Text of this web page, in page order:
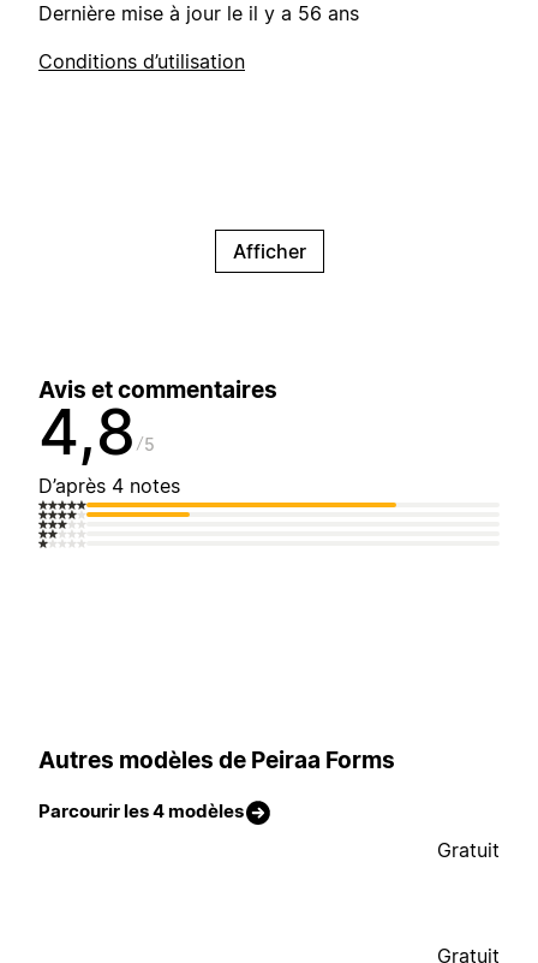
Dernière mise à jour le il y a 56 ans
Conditions d’utilisation
Afficher
Avis et commentaires
4,8 5
D’après 4 notes
Autres modèles de Peiraa Forms
Parcourir les 4 modèles
Gratuit
Gratuit